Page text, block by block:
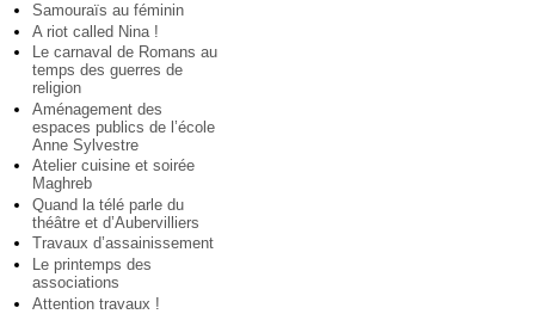
Samouraïs au féminin
A riot called Nina !
Le carnaval de Romans au
temps des guerres de
religion
Aménagement des
espaces publics de l’école
Anne Sylvestre
Atelier cuisine et soirée
Maghreb
Quand la télé parle du
théâtre et d’Aubervilliers
Travaux d’assainissement
Le printemps des
associations
Attention travaux !